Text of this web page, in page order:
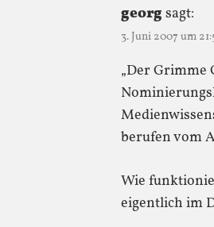
georgsagt:
3. Juni 2007 um
„Der Grimme
berufen vom
Wie
eigentlich im